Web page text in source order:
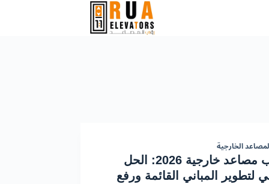
الخارجية
تركيب مصاعد خارجية 2026: الحل
لتطوير المباني القائمة ورفع